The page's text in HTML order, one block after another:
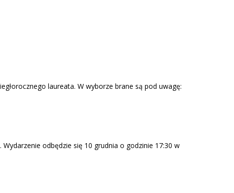
laureata. W wyborze brane są pod uwagę:
odbędzie się 10 grudnia o godzinie 17:30 w